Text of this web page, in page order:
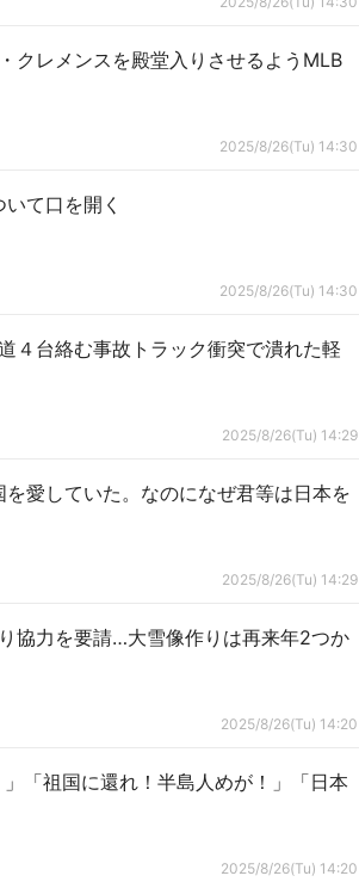
クレメンスを殿堂入りさせるようMLB
2025/8/26(Tu) 14:30
て口を開く
2025/8/26(Tu) 14:30
４台絡む事故トラック衝突で潰れた軽
2025/8/26(Tu) 14:29
を愛していた。なのになぜ君等は日本を
2025/8/26(Tu) 14:29
協力を要請…大雪像作りは再来年2つか
2025/8/26(Tu) 14:20
「祖国に還れ！半島人めが！」「日本
2025/8/26(Tu) 14:20